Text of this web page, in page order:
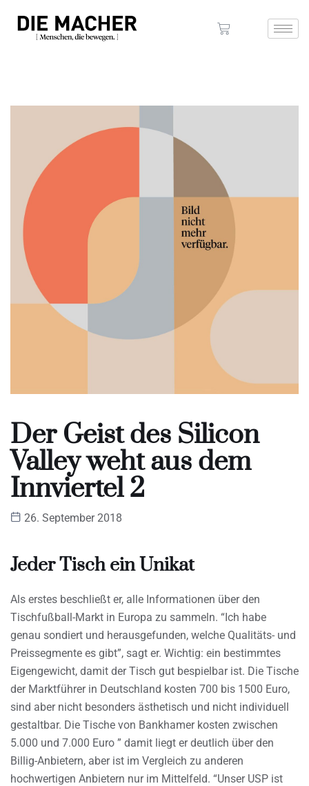
Der Geist des Silicon
Valley weht aus dem
Innviertel 2
26. September 2018
Jeder Tisch ein Unikat
Als erstes beschließt er, alle Informationen über den
Tischfußball-Markt in Europa zu sammeln. “Ich habe
genau sondiert und herausgefunden, welche Qualitäts- und
Preissegmente es gibt”, sagt er. Wichtig: ein bestimmtes
Eigengewicht, damit der Tisch gut bespielbar ist. Die Tische
der Marktführer in Deutschland kosten 700 bis 1500 Euro,
sind aber nicht besonders ästhetisch und nicht individuell
gestaltbar. Die Tische von Bankhamer kosten zwischen
5.000 und 7.000 Euro ” damit liegt er deutlich über den
Billig-Anbietern, aber ist im Vergleich zu anderen
hochwertigen Anbietern nur im Mittelfeld. “Unser USP ist